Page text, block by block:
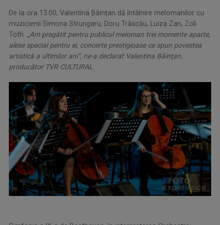
De la ora 13.00, Valentina Băinţan dă întâlnire melomanilor cu
muzicienii Simona Strungaru, Doru Trăscău, Luiza Zan, Zoli
Toth. „Am pregătit pentru publicul meloman trei momente aparte,
alese special pentru ei, concerte prestigioase ce spun povestea
artistică a ultimilor ani”, ne-a declarat Valentina Băinţan,
producător TVR CULTURAL.